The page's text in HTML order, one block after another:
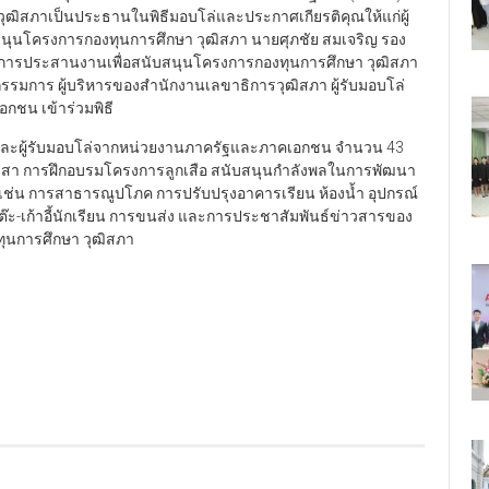
สภาเป็นประธานในพิธีมอบโล่และประกาศเกียรติคุณให้แก่ผู้
โครงการกองทุนการศึกษา วุฒิสภา นายศุภชัย สมเจริญ รอง
ประสานงานเพื่อสนับสนุนโครงการกองทุนการศึกษา วุฒิสภา
มการ ผู้บริหารของสำนักงานเลขาธิการวุฒิสภา ผู้รับมอบโล่
กชน เข้าร่วมพิธี
ะผู้รับมอบโล่จากหน่วยงานภาครัฐและภาคเอกชน จำนวน 43
การฝึกอบรมโครงการลูกเสือ สนับสนุนกำลังพลในการพัฒนา
น การสาธารณูปโภค การปรับปรุงอาคารเรียน ห้องน้ำ อุปกรณ์
-เก้าอี้นักเรียน การขนส่ง และการประชาสัมพันธ์ข่าวสารของ
นการศึกษา วุฒิสภา